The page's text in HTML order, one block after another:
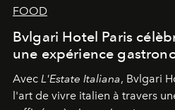
FOOD
Bvlgari Hotel Paris
une expérience
Avec L'Estate Italiana, Bvlgari
l'art de vivre italien à travers